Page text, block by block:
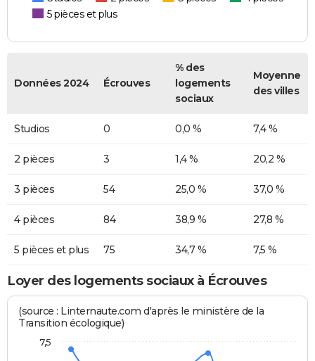
5 pièces et plus
Données 2024 Écrouves
% des
logements
sociaux
Moyenne
des villes
Studios 0 0,0 % 7,4 %
2 pièces 3 1,4 % 20,2 %
3 pièces 54 25,0 % 37,0 %
4 pièces 84 38,9 % 27,8 %
5 pièces et plus 75 34,7 % 7,5 %
Loyer des logements sociaux à Écrouves
(source : Linternaute.com d'après le ministère de la
Transition écologique)
7,5